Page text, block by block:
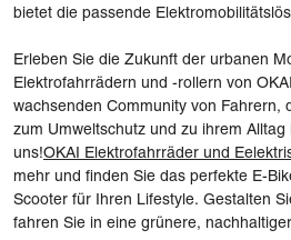
bietet die passende
Erleben Sie die Zukunft der urbanen
Elektrofahrrädern und -rollern von
wachsenden Community von Fahrern,
zum Umweltschutz und zu ihrem Alltag
uns!OKAI Elektrofahrräder und E
mehr und finden Sie das perfekte E-
Scooter für Ihren Lifestyle. Gestalten
fahren Sie in eine grünere,